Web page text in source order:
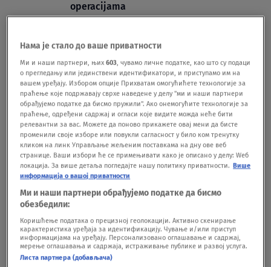
operacijama
SHOWBIZ19.01.
događalo na koncertu tokom koga je
Brena polomila nogu
SHOWBIZ23.05.25.
Oglas
Od herpesa ju je izlečio Titov lekar, na
koncertu joj je poplavela ruka, godinama
Нама је стало до ваше приватности
Ми и наши партнери, њих603, чувамо личне податке, као што су подаци
о прегледању или јединствени идентификатори, и приступамо им на
вашем уређају. Избором опције Прихватам омогућићете технологије за
праћење које подржавају сврхе наведене у делу "ми и наши партнери
обрађујемо податке да бисмо пружили". Ако онемогућите технологије за
праћење, одређени садржај и огласи које видите можда неће бити
релевантни за вас. Можете да поново прикажете овај мени да бисте
променили своје изборе или повукли сагласност у било ком тренутку
кликом на линк Управљање жељеним поставкама на дну ове веб
странице. Ваши избори ће се примењивати како је описано у делу: Wеб
локација. За више детаља погледајте нашу политику приватности. Више
информација о вашој приватности
Ми и наши партнери обрађујемо податке да бисмо
обезбедили:
Коришћење података о прецизној геолокацији. Активно скенирање
карактеристика уређаја за идентификацију. Чување и/или приступ
информацијама на уређају. Персонализовано оглашавање и садржај,
мерење оглашавања и садржаја, истраживање публике и развој услуга.
Листа партнера (добављача)